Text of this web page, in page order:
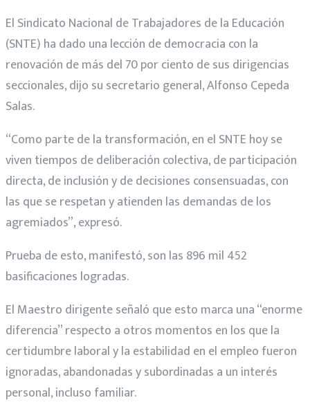
El Sindicato Nacional de Trabajadores de la Educación
(SNTE) ha dado una lección de democracia con la
renovación de más del 70 por ciento de sus dirigencias
seccionales, dijo su secretario general, Alfonso Cepeda
Salas.
“Como parte de la transformación, en el SNTE hoy se
viven tiempos de deliberación colectiva, de participación
directa, de inclusión y de decisiones consensuadas, con
las que se respetan y atienden las demandas de los
agremiados”, expresó.
Prueba de esto, manifestó, son las 896 mil 452
basificaciones logradas.
El Maestro dirigente señaló que esto marca una “enorme
diferencia” respecto a otros momentos en los que la
certidumbre laboral y la estabilidad en el empleo fueron
ignoradas, abandonadas y subordinadas a un interés
personal, incluso familiar.